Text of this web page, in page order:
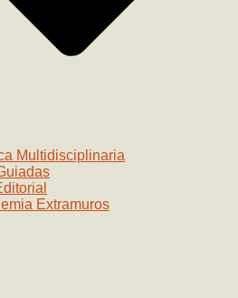
Multidisciplinaria
Extramuros